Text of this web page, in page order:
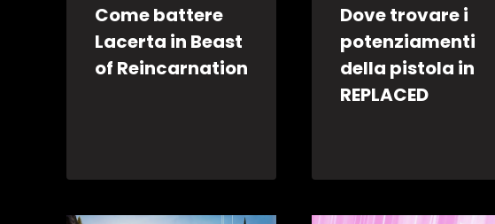
Come battere
Lacerta in Beast
of Reincarnation
Dove trovare i
potenziamenti
della pistola in
REPLACED